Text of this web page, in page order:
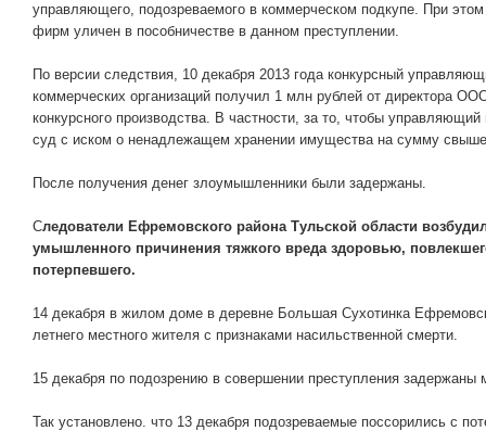
управляющего, подозреваемого в коммерческом подкупе. При
фирм уличен в пособничестве в данном преступлении.
По версии следствия, 10 декабря 2013 года конкурсный
коммерческих организаций получил 1 млн рублей от директора
конкурсного производства. В частности, за то, чтобы
суд с иском о ненадлежащем хранении имущества на сумму
После получения денег злоумышленники были задержаны.
Следователи Ефремовского района Тульской области
умышленного причинения тяжкого вреда здоровью,
потерпевшего.
14 декабря в жилом доме в деревне Большая Сухотинка
летнего местного жителя с признаками насильственной смерти.
15 декабря по подозрению в совершении преступления задержаны
Так установлено. что 13 декабря подозреваемые поссорились с